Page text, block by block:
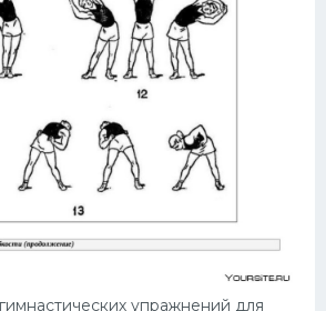
упражнений для